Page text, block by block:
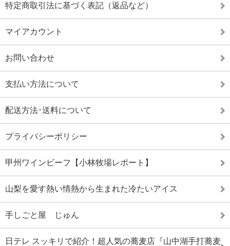
特定商取引法に基づく表記（返品など）
マイアカウント
お問い合わせ
支払い方法について
配送方法･送料について
プライバシーポリシー
甲州ワインビーフ【小林牧場レポート】
山梨を愛す熱い情熱から生まれた冷たいアイス
手しごと屋 じゅん
日テレ スッキリで紹介！超人気の蕎麦店『山中湖手打蕎麦